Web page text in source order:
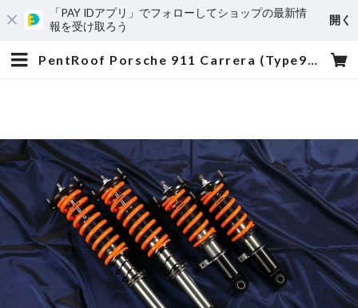
「PAY IDアプリ」でフォローしてショップの最新情
報を受け取ろう
開く
PentRoof Porsche 911 Carrera (Type993) "Black Series" Suspension kit | PentRoof Online Store